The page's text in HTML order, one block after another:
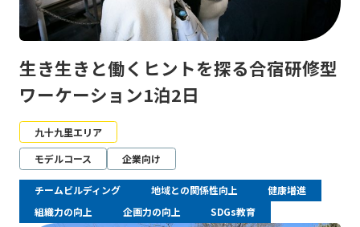
生き生きと働くヒントを探る合宿研修型
ワーケーション1泊2日
九十九里エリア
モデルコース
企業向け
チームビルディング 地域との関係性向上
健康増進
組織力の向上
企画力の向上 SDGs教育